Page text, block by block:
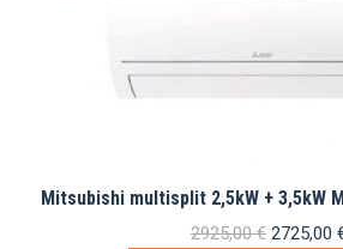
Mitsubishi multisplit 2,5kW + 3,5kW
2925,00€ Pôvodná
2725,00